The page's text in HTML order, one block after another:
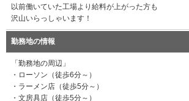
以前働いていた工場より給料が上がった方も
沢山いらっしゃいます！
勤務地の情報
「勤務地の周辺」
・ローソン（徒歩6分～）
・ラーメン店（徒歩5分～）
・文房具店（徒歩5分～）